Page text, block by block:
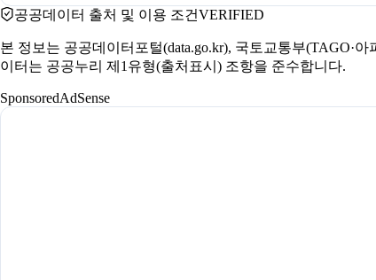
공공데이터 출처 및 이용 조건VERIFIED
본 정보는 공공데이터포털(data.go.kr), 국토교통부(TAGO·
이터는 공공누리 제1유형(출처표시) 조항을 준수합니다.
SponsoredAdSense